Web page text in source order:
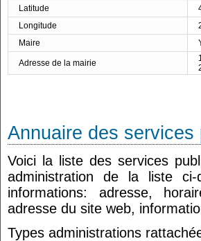
Latitude
Longitude
Maire
Adresse de la mairie
Annuaire des
Voici la liste des services
administration de la liste
informations: adresse,
adresse du site web,
Types administrations